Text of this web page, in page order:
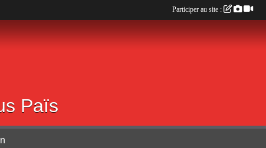
Païs
Participer au site :